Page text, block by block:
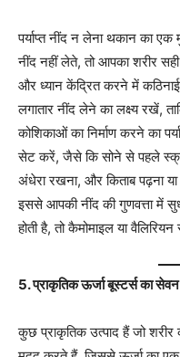
पर्याप्त नींद न लेना थकान का
नींद नहीं लेते, तो आपका शरीर
और ध्यान केंद्रित करने में
लगातार नींद लेने का लक्ष्य रखें,
कोशिकाओं का निर्माण करने का
सेट करें, जैसे कि सोने से पहले
अंधेरा रखना, और किताब पढ़ना या
इससे आपकी नींद की गुणवत्ता में
होती है, तो कैमोमाइल या
5. प्राकृतिक ऊर्जा बूस्टर्स का
कुछ प्राकृतिक उत्पाद हैं जो